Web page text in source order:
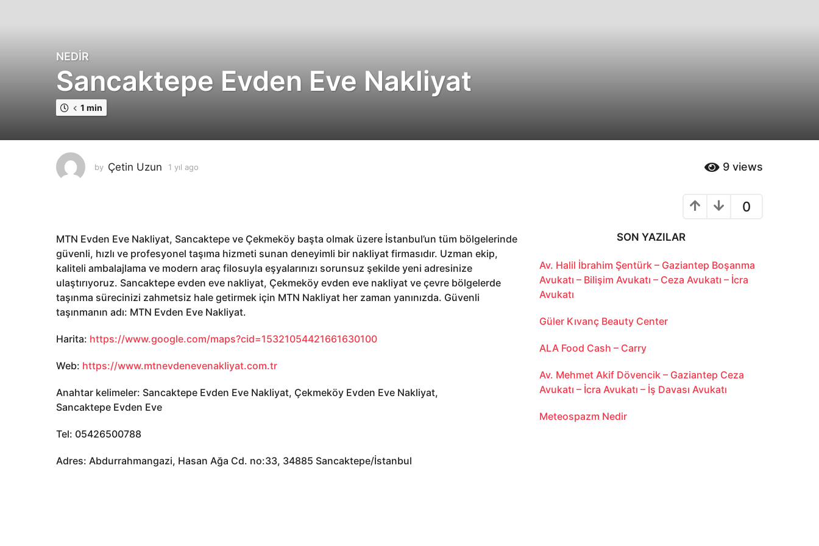
1
y
ı
l
a
1
y
g
NEDIR
Sancaktepe Evden Eve Nakliyat
1 min
by Çetin Uzun 1 yıl ago
o
9 views
0
MTN Evden Eve Nakliyat, Sancaktepe ve Çekmeköy başta olmak üzere İstanbul’un tüm bölgelerinde
güvenli, hızlı ve profesyonel taşıma hizmeti sunan deneyimli bir nakliyat firmasıdır. Uzman ekip,
kaliteli ambalajlama ve modern araç filosuyla eşyalarınızı sorunsuz şekilde yeni adresinize
ulaştırıyoruz. Sancaktepe evden eve nakliyat, Çekmeköy evden eve nakliyat ve çevre bölgelerde
taşınma sürecinizi zahmetsiz hale getirmek için MTN Nakliyat her zaman yanınızda. Güvenli
taşınmanın adı: MTN Evden Eve Nakliyat.
Harita: https://www.google.com/maps?cid=15321054421661630100
Web: https://www.mtnevdenevenakliyat.com.tr
Anahtar kelimeler: Sancaktepe Evden Eve Nakliyat, Çekmeköy Evden Eve Nakliyat,
Sancaktepe Evden Eve
Tel: 05426500788
Adres: Abdurrahmangazi, Hasan Ağa Cd. no:33, 34885 Sancaktepe/İstanbul
SON YAZILAR
Av. Halil İbrahim Şentürk – Gaziantep Boşanma
Avukatı – Bilişim Avukatı – Ceza Avukatı – İcra
Avukatı
Güler Kıvanç Beauty Center
ALA Food Cash – Carry
Av. Mehmet Akif Dövencik – Gaziantep Ceza
Avukatı – İcra Avukatı – İş Davası Avukatı
Meteospazm Nedir